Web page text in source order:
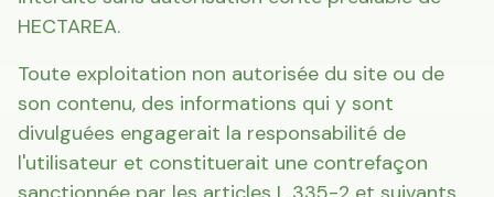
HECTAREA.
Toute exploitation non autorisée du site ou de
son contenu, des informations qui y sont
divulguées engagerait la responsabilité de
l'utilisateur et constituerait une contrefaçon